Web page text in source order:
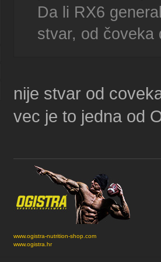
Da li RX6
stvar, od čoveka
nije stvar od
vec je to jedna od
www.ogistra-nutrition-shop.com
www.ogistra.hr